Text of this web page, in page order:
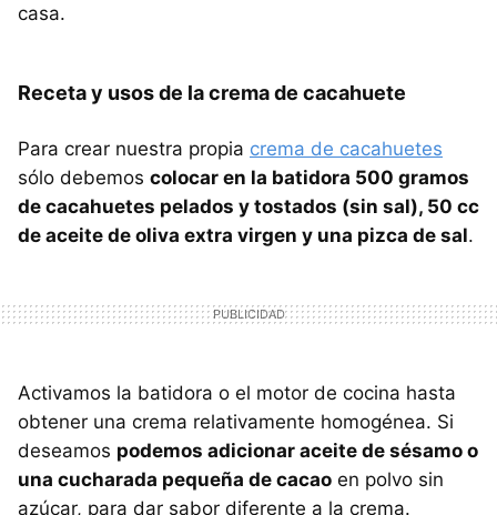
casa.
Receta y usos de la crema de cacahuete
Para crear nuestra propia crema de cacahuetes
sólo debemos colocar en la batidora 500 gramos
de cacahuetes pelados y tostados (sin sal), 50 cc
de aceite de oliva extra virgen y una pizca de sal.
Activamos la batidora o el motor de cocina hasta
obtener una crema relativamente homogénea. Si
deseamos podemos adicionar aceite de sésamo o
una cucharada pequeña de cacao en polvo sin
azúcar, para dar sabor diferente a la crema.